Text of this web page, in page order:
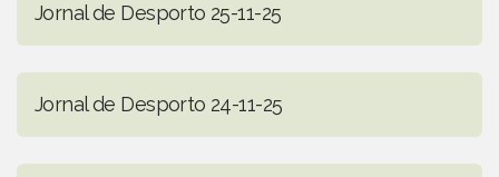
Jornal de Desporto 25-11-25
Jornal de Desporto 24-11-25